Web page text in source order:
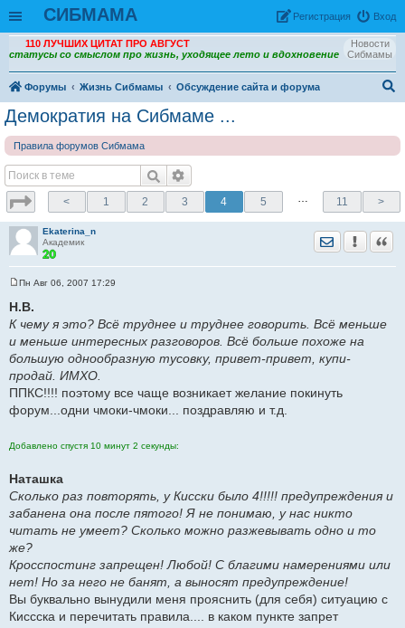
СИБМАМА Вход
Рeгиcтpaция
Новости
Сибмамы
110 ЛУЧШИХ ЦИТАТ ПРО АВГУСТ
статусы со смыслом про жизнь, уходящее лето и вдохновение
Форумы Жизнь Сибмамы
Обсуждение сайта и форума
Демократия на Сибмаме ...
Правила форумов Сибмама
< 1 2 3 4 5 … 11 >
Ekaterina_n
Академик
Отправить
о
о
б
е
н
е
Пн Авг 06, 2007 17:29
Н.В.
К чему я это? Всё труднее и труднее говорить. Всё меньше
и меньше интересных разговоров. Всё больше похоже на
большую однообразную тусовку, привет-привет, купи-
продай. ИМХО.
ППКС!!!! поэтому все чаще возникает желание покинуть
форум...одни чмоки-чмоки... поздравляю и т.д.
Добавлено спустя 10 минут 2 секунды:
Наташка
Сколько раз повторять, у Кисски было 4!!!!! предупреждения и
забанена она после пятого! Я не понимаю, у нас никто
читать не умеет? Сколько можно разжевывать одно и то
же?
Кросспостинг запрещен! Любой! С благими намерениями или
нет! Но за него не банят, а выносят предупреждение!
Вы буквально вынудили меня прояснить (для себя) ситуацию с
Киссска и перечитать правила.... в каком пункте запрет